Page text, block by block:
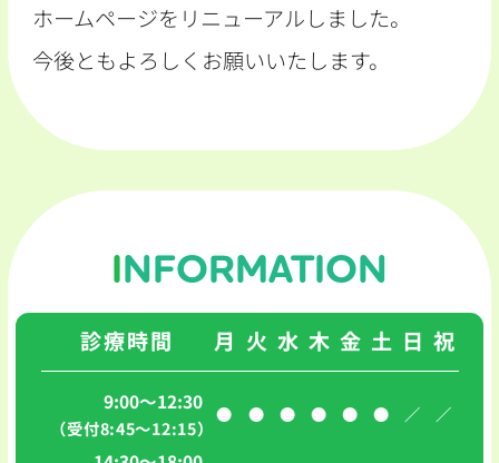
ホームページをリニューアルしました。
今後ともよろしくお願いいたします。
INFORMATION
診療時間 月 火 水 木 金 土 日 祝
9:00～12:30
（受付8:45〜12:15）
● ● ● ● ● ● ／ ／